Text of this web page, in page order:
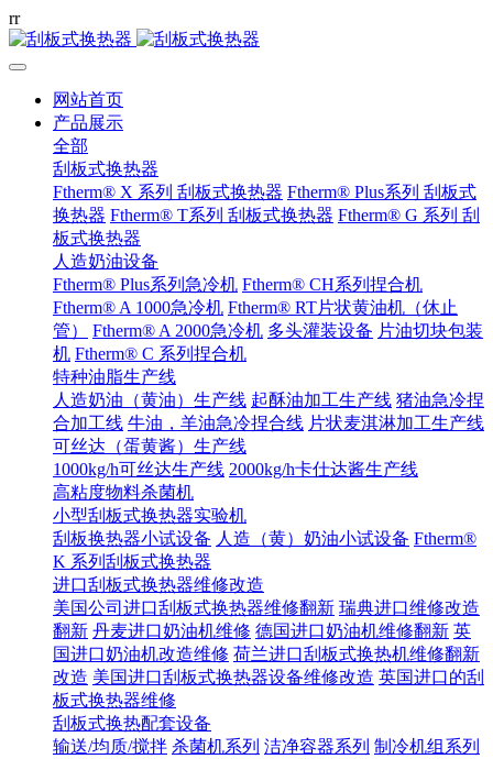
rr
网站首页
产品展示
全部
刮板式换热器
Ftherm® X 系列 刮板式换热器 Ftherm® Plus系列 刮板式
换热器 Ftherm® T系列 刮板式换热器 Ftherm® G 系列 刮
板式换热器
人造奶油设备
Ftherm® Plus系列急冷机 Ftherm® CH系列捏合机
Ftherm® A 1000急冷机 Ftherm® RT片状黄油机（休止
管）
Ftherm® A 2000急冷机 多头灌装设备 片油切块包装
机 Ftherm® C 系列捏合机
特种油脂生产线
人造奶油（黄油）生产线 起酥油加工生产线 猪油急冷捏
合加工线 牛油，羊油急冷捏合线 片状麦淇淋加工生产线
可丝达（蛋黄酱）生产线
1000kg/h可丝达生产线 2000kg/h卡仕达酱生产线
高粘度物料杀菌机
小型刮板式换热器实验机
刮板换热器小试设备 人造（黄）奶油小试设备 Ftherm®
K 系列刮板式换热器
进口刮板式换热器维修改造
美国公司进口刮板式换热器维修翻新 瑞典进口维修改造
翻新 丹麦进口奶油机维修 德国进口奶油机维修翻新 英
国进口奶油机改造维修 荷兰进口刮板式换热机维修翻新
改造 美国进口刮板式换热器设备维修改造 英国进口的刮
板式换热器维修
刮板式换热配套设备
输送/均质/搅拌 杀菌机系列 洁净容器系列 制冷机组系列